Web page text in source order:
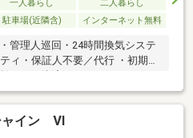
一人暮らし
二人暮らし
駐車場(近隣含) インターネット無料
管理人巡回・24時間換気システ
ィ・保証人不要／代行 ・初期費
ャイン Ⅵ